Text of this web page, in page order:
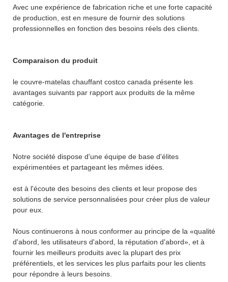
Avec une expérience de fabrication riche et une forte capacité
de production, est en mesure de fournir des solutions
professionnelles en fonction des besoins réels des clients.
Comparaison du produit
le couvre-matelas chauffant costco canada présente les
avantages suivants par rapport aux produits de la même
catégorie.
Avantages de l'entreprise
Notre société dispose d'une équipe de base d'élites
expérimentées et partageant les mêmes idées.
est à l'écoute des besoins des clients et leur propose des
solutions de service personnalisées pour créer plus de valeur
pour eux.
Nous continuerons à nous conformer au principe de la «qualité
d'abord, les utilisateurs d'abord, la réputation d'abord», et à
fournir les meilleurs produits avec la plupart des prix
préférentiels, et les services les plus parfaits pour les clients
pour répondre à leurs besoins.